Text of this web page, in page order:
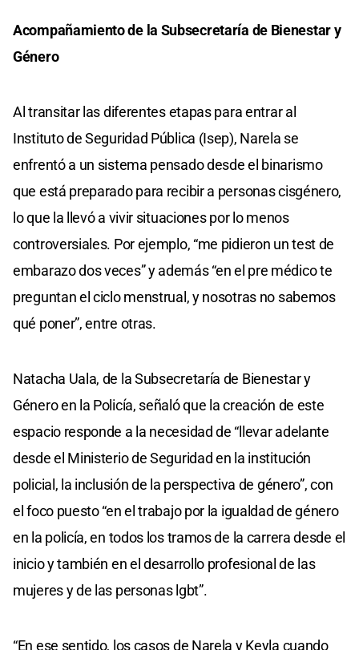
Acompañamiento de la Subsecretaría de Bienestar y
Género
Al transitar las diferentes etapas para entrar al
Instituto de Seguridad Pública (Isep), Narela se
enfrentó a un sistema pensado desde el binarismo
que está preparado para recibir a personas cisgénero,
lo que la llevó a vivir situaciones por lo menos
controversiales. Por ejemplo, “me pidieron un test de
embarazo dos veces” y además “en el pre médico te
preguntan el ciclo menstrual, y nosotras no sabemos
qué poner”, entre otras.
Natacha Uala, de la Subsecretaría de Bienestar y
Género en la Policía, señaló que la creación de este
espacio responde a la necesidad de “llevar adelante
desde el Ministerio de Seguridad en la institución
policial, la inclusión de la perspectiva de género”, con
el foco puesto “en el trabajo por la igualdad de género
en la policía, en todos los tramos de la carrera desde el
inicio y también en el desarrollo profesional de las
mujeres y de las personas lgbt”.
“En ese sentido, los casos de Narela y Keyla cuando